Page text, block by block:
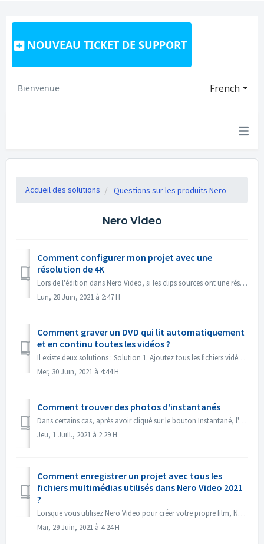
NOUVEAU TICKET DE SUPPORT
French
Bienvenue
Accueil des solutions Questions sur les produits Nero
Nero Video
Comment configurer mon projet avec une
résolution de 4K
Lors de l'édition dans Nero Video, si les clips sources ont une résolution de 4K ou plus, et que vous souhaitez avoir le fichier de sortie également en ...
Lun, 28 Juin, 2021 à 2:47 H
Comment graver un DVD qui lit automatiquement
et en continu toutes les vidéos ?
Il existe deux solutions : Solution 1. Ajoutez tous les fichiers vidéo dans un seul titre. Dans l'écran d'édition, importez tous les fichiers vidéo...
Mer, 30 Juin, 2021 à 4:44 H
Comment trouver des photos d'instantanés
Dans certains cas, après avoir cliqué sur le bouton Instantané, l'image instantanée n'apparaît pas dans Mes médias. Vous pouvez retrouver l'imag...
Jeu, 1 Juill., 2021 à 2:29 H
Comment enregistrer un projet avec tous les
fichiers multimédias utilisés dans Nero Video 2021
?
Lorsque vous utilisez Nero Video pour créer votre propre film, Nero Video peut importer vos propres fichiers multimédia tels que des vidéos, de la musique o...
Mar, 29 Juin, 2021 à 4:24 H